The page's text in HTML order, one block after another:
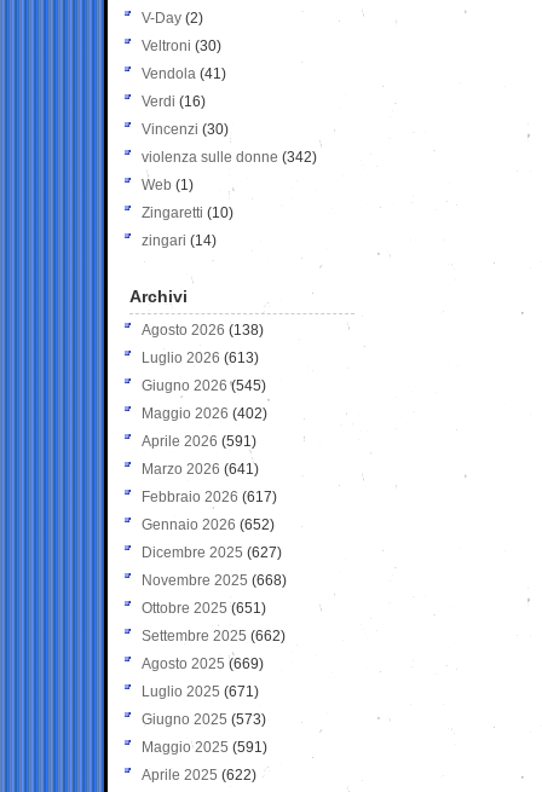
V-Day (2)
Veltroni (30)
Vendola (41)
Verdi (16)
Vincenzi (30)
violenza sulle donne (342)
Web (1)
Zingaretti (10)
zingari (14)
Archivi
Agosto 2026 (138)
Luglio 2026 (613)
Giugno 2026 (545)
Maggio 2026 (402)
Aprile 2026 (591)
Marzo 2026 (641)
Febbraio 2026 (617)
Gennaio 2026 (652)
Dicembre 2025 (627)
Novembre 2025 (668)
Ottobre 2025 (651)
Settembre 2025 (662)
Agosto 2025 (669)
Luglio 2025 (671)
Giugno 2025 (573)
Maggio 2025 (591)
Aprile 2025 (622)